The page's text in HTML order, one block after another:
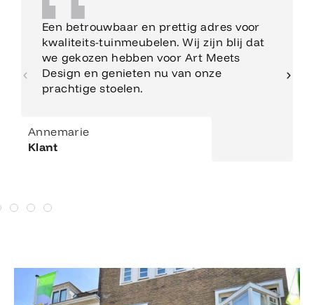
Een betrouwbaar en prettig adres voor
kwaliteits-tuinmeubelen. Wij zijn blij dat
we gekozen hebben voor Art Meets
Design en genieten nu van onze
prachtige stoelen.
Annemarie
Klant